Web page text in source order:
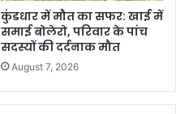
कुंडधार में मौत का सफर: खाई में
समाई बोलेरो, परिवार के पांच
सदस्यों की दर्दनाक मौत
August 7, 2026